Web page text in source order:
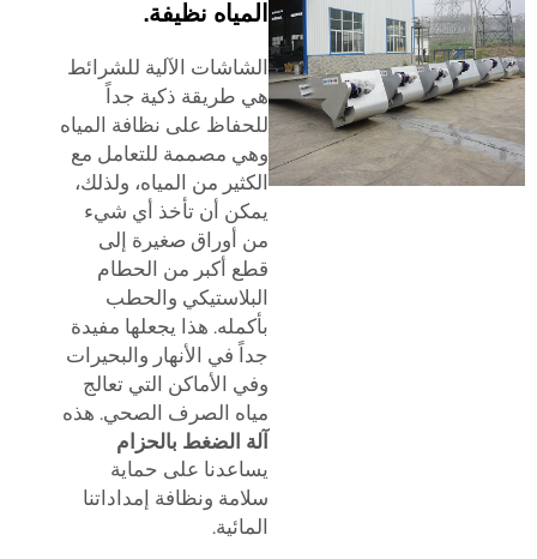
المياه نظيفة.
الشاشات الآلية للشرائط
هي طريقة ذكية جداً
للحفاظ على نظافة المياه
وهي مصممة للتعامل مع
الكثير من المياه، ولذلك،
يمكن أن تأخذ أي شيء
من أوراق صغيرة إلى
قطع أكبر من الحطام
البلاستيكي والحطب
بأكمله. هذا يجعلها مفيدة
جداً في الأنهار والبحيرات
وفي الأماكن التي تعالج
مياه الصرف الصحي. هذه
آلة الضغط بالحزام
يساعدنا على حماية
سلامة ونظافة إمداداتنا
المائية.